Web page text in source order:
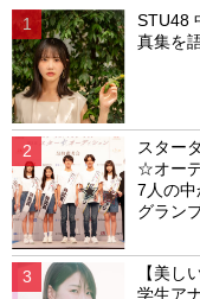
STU48
真集を
スター
☆オー
7人の
グラン
【美し
学生ア